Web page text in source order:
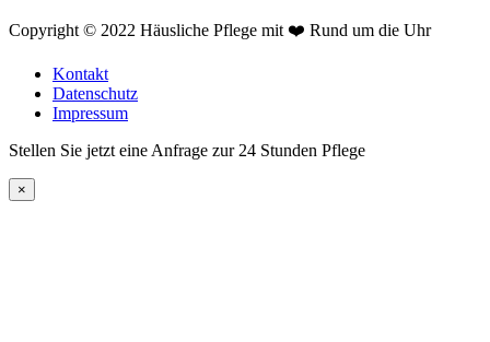
Copyright © 2022 Häusliche Pflege mit ❤️ Rund um die Uhr
Kontakt
Datenschutz
Impressum
Stellen Sie jetzt eine Anfrage zur 24 Stunden Pflege
×